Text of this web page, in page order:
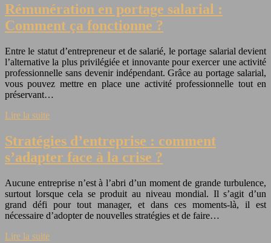
Rémunération en portage salarial :
Comment ça fonctionne ?
Entre le statut d’entrepreneur et de salarié, le portage salarial devient
l’alternative la plus privilégiée et innovante pour exercer une activité
professionnelle sans devenir indépendant. Grâce au portage salarial,
vous pouvez mettre en place une activité professionnelle tout en
préservant…
Lire la suite
Stratégies d’entreprise : comment
s’adapter face à la crise ?
Aucune entreprise n’est à l’abri d’un moment de grande turbulence,
surtout lorsque cela se produit au niveau mondial. Il s’agit d’un
grand défi pour tout manager, et dans ces moments-là, il est
nécessaire d’adopter de nouvelles stratégies et de faire…
Lire la suite